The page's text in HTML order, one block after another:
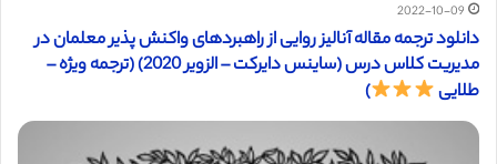
2022-10-09
دانلود ترجمه مقاله آنالیز روایی از راهبردهای واکنش پذیر معلمان در
مدیریت کلاس درس (ساینس دایرکت – الزویر 2020) (ترجمه ویژه –
طلایی
)